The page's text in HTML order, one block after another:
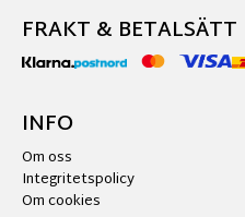
FRAKT & BETALSÄTT
INFO
Om oss
Integritetspolicy
Om cookies